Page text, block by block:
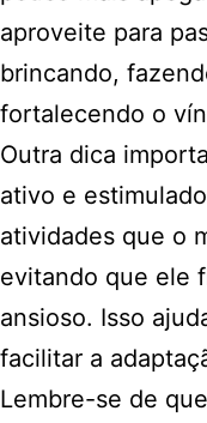
aproveite para
brincando,
fortalecendo o
Outra dica
ativo e
atividades que o
evitando que ele
ansioso. Isso
facilitar a
Lembre-se de